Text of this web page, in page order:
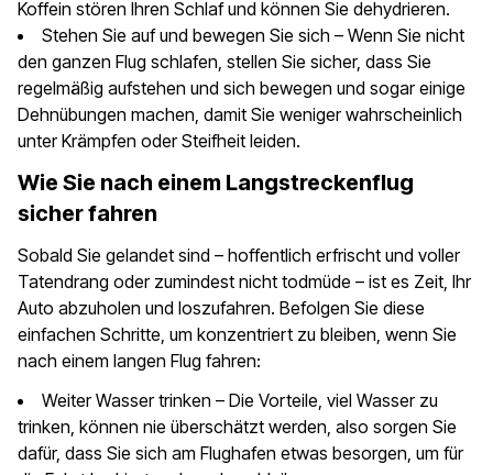
Koffein stören Ihren Schlaf und können Sie dehydrieren.
Stehen Sie auf und bewegen Sie sich – Wenn Sie nicht
den ganzen Flug schlafen, stellen Sie sicher, dass Sie
regelmäßig aufstehen und sich bewegen und sogar einige
Dehnübungen machen, damit Sie weniger wahrscheinlich
unter Krämpfen oder Steifheit leiden.
Wie Sie nach einem Langstreckenflug
sicher fahren
Sobald Sie gelandet sind – hoffentlich erfrischt und voller
Tatendrang oder zumindest nicht todmüde – ist es Zeit, Ihr
Auto abzuholen und loszufahren. Befolgen Sie diese
einfachen Schritte, um konzentriert zu bleiben, wenn Sie
nach einem langen Flug fahren:
Weiter Wasser trinken – Die Vorteile, viel Wasser zu
trinken, können nie überschätzt werden, also sorgen Sie
dafür, dass Sie sich am Flughafen etwas besorgen, um für